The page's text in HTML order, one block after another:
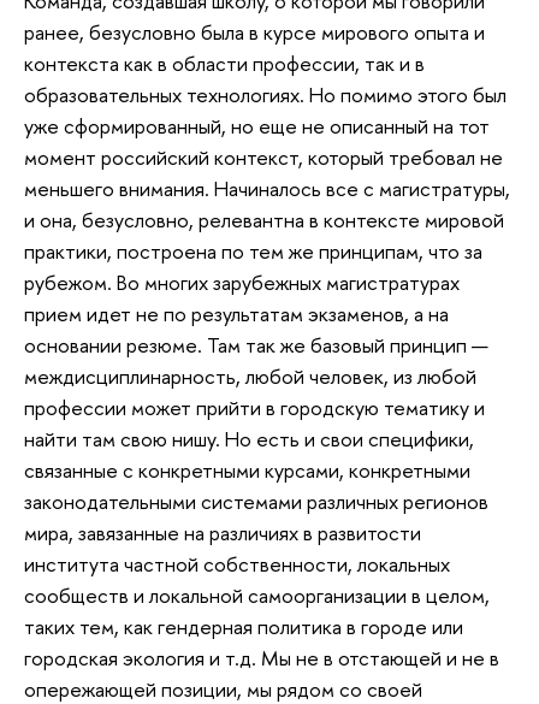
ранее, безусловно была в курсе мирового опыта и
контекста как в области профессии, так и в
образовательных технологиях. Но помимо этого был
уже сформированный, но еще не описанный на тот
момент российский контекст, который требовал не
меньшего внимания. Начиналось все с магистратуры,
и она, безусловно, релевантна в контексте мировой
практики, построена по тем же принципам, что за
рубежом. Во многих зарубежных магистратурах
прием идет не по результатам экзаменов, а на
основании резюме. Там так же базовый принцип —
междисциплинарность, любой человек, из любой
профессии может прийти в городскую тематику и
найти там свою нишу. Но есть и свои специфики,
связанные с конкретными курсами, конкретными
законодательными системами различных регионов
мира, завязанные на различиях в развитости
института частной собственности, локальных
сообществ и локальной самоорганизации в целом,
таких тем, как гендерная политика в городе или
городская экология и т.д. Мы не в отстающей и не в
опережающей позиции, мы рядом со своей